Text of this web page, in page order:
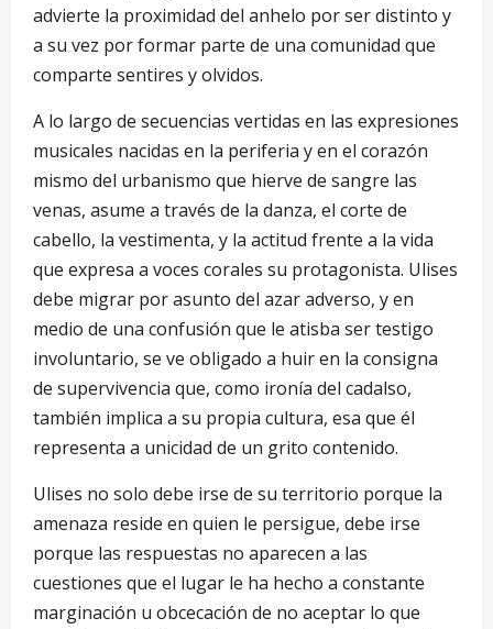
advierte la proximidad del anhelo por ser distinto y
a su vez por formar parte de una comunidad que
comparte sentires y olvidos.
A lo largo de secuencias vertidas en las expresiones
musicales nacidas en la periferia y en el corazón
mismo del urbanismo que hierve de sangre las
venas, asume a través de la danza, el corte de
cabello, la vestimenta, y la actitud frente a la vida
que expresa a voces corales su protagonista. Ulises
debe migrar por asunto del azar adverso, y en
medio de una confusión que le atisba ser testigo
involuntario, se ve obligado a huir en la consigna
de supervivencia que, como ironía del cadalso,
también implica a su propia cultura, esa que él
representa a unicidad de un grito contenido.
Ulises no solo debe irse de su territorio porque la
amenaza reside en quien le persigue, debe irse
porque las respuestas no aparecen a las
cuestiones que el lugar le ha hecho a constante
marginación u obcecación de no aceptar lo que